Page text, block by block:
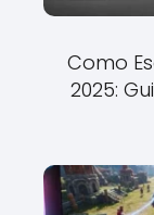
Como
2025: